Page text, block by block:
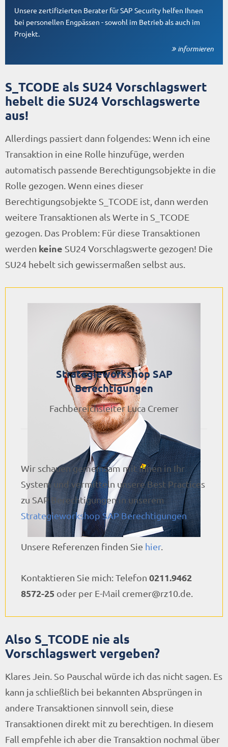
Unsere zertifizierten Berater für SAP Security helfen Ihnen
bei personellen Engpässen - sowohl im Betrieb als auch im
Projekt.
informieren
S_TCODE als SU24 Vorschlagswert
hebelt die SU24 Vorschlagswerte
aus!
Allerdings passiert dann folgendes: Wenn ich eine
Transaktion in eine Rolle hinzufüge, werden
automatisch passende Berechtigungsobjekte in die
Rolle gezogen. Wenn eines dieser
Berechtigungsobjekte S_TCODE ist, dann werden
weitere Transaktionen als Werte in S_TCODE
gezogen. Das Problem: Für diese Transaktionen
werden keine SU24 Vorschlagswerte gezogen! Die
SU24 hebelt sich gewissermaßen selbst aus.
Strategieworkshop SAP
Berechtigungen
Fachbereichsleiter Luca Cremer
Wir schauen gemeinsam mit Ihnen in Ihr
System und vermitteln unsere Best Practices
zu SAP Berechtigungen in unserem
Strategieworkshop SAP Berechtigungen
Unsere Referenzen finden Sie hier.
Kontaktieren Sie mich: Telefon 0211.9462
8572-25 oder per E-Mail cremer@rz10.de.
Also S_TCODE nie als
Vorschlagswert vergeben?
Klares Jein. So Pauschal würde ich das nicht sagen. Es
kann ja schließlich bei bekannten Absprüngen in
andere Transaktionen sinnvoll sein, diese
Transaktionen direkt mit zu berechtigen. In diesem
Fall empfehle ich aber die Transaktion nochmal über